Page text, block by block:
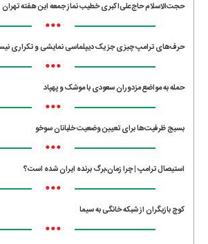
حجت‌الاسلام حاج‌علی‌اکبری خطیب نماز جمعه این هفته تهران
•••
حرف‌های ترامپ چیزی جز یک دیپلماسی نمایشی و تکراری
•••
حمله به مواضع مزدوران سعودی با موشک و پهپاد
•••
بسیج ظرفیت‌ها برای تعیین وضعیت خلبانان سوخو
•••
استیصال ترامپ | چرا زمان،برگ برنده ایران شده است؟
•••
کوچ بازیگران از شبکه خانگی به سیما
•••